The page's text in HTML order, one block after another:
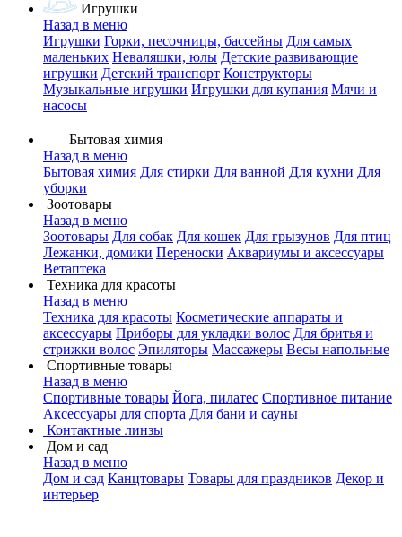
Игрушки
Назад в меню
Игрушки Горки, песочницы, бассейны Для самых
маленьких Неваляшки, юлы Детские развивающие
игрушки Детский транспорт Конструкторы
Музыкальные игрушки Игрушки для купания Мячи и
насосы
Бытовая химия
Назад в меню
Бытовая химия Для стирки Для ванной Для кухни Для
уборки
Зоотовары
Назад в меню
Зоотовары Для собак Для кошек Для грызунов Для птиц
Лежанки, домики Переноски Аквариумы и аксессуары
Ветаптека
Техника для красоты
Назад в меню
Техника для красоты Косметические аппараты и
аксессуары Приборы для укладки волос Для бритья и
стрижки волос Эпиляторы Массажеры Весы напольные
Спортивные товары
Назад в меню
Спортивные товары Йога, пилатес Спортивное питание
Аксессуары для спорта Для бани и сауны
Контактные линзы
Дом и сад
Назад в меню
Дом и сад Канцтовары Товары для праздников Декор и
интерьер